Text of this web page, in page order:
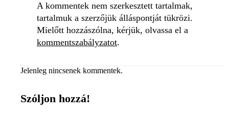
A kommentek nem szerkesztett tartalmak,
tartalmuk a szerzőjük álláspontját tükrözi.
Mielőtt hozzászólna, kérjük, olvassa el a
kommentszabályzatot.
Jelenleg nincsenek kommentek.
Szóljon hozzá!